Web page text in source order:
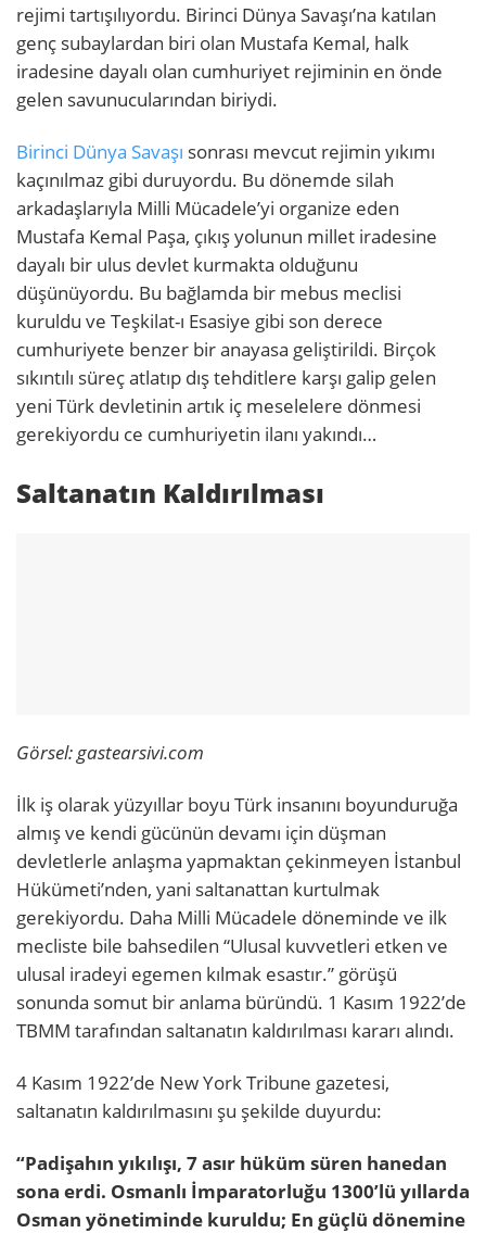
rejimi tartışılıyordu. Birinci Dünya Savaşı’na katılan
genç subaylardan biri olan Mustafa Kemal, halk
iradesine dayalı olan cumhuriyet rejiminin en önde
gelen savunucularından biriydi.
Birinci Dünya Savaşı sonrası mevcut rejimin yıkımı
kaçınılmaz gibi duruyordu. Bu dönemde silah
arkadaşlarıyla Milli Mücadele’yi organize eden
Mustafa Kemal Paşa, çıkış yolunun millet iradesine
dayalı bir ulus devlet kurmakta olduğunu
düşünüyordu. Bu bağlamda bir mebus meclisi
kuruldu ve Teşkilat-ı Esasiye gibi son derece
cumhuriyete benzer bir anayasa geliştirildi. Birçok
sıkıntılı süreç atlatıp dış tehditlere karşı galip gelen
yeni Türk devletinin artık iç meselelere dönmesi
gerekiyordu ce cumhuriyetin ilanı yakındı…
Saltanatın Kaldırılması
Görsel: gastearsivi.com
İlk iş olarak yüzyıllar boyu Türk insanını boyunduruğa
almış ve kendi gücünün devamı için düşman
devletlerle anlaşma yapmaktan çekinmeyen İstanbul
Hükümeti’nden, yani saltanattan kurtulmak
gerekiyordu. Daha Milli Mücadele döneminde ve ilk
mecliste bile bahsedilen “Ulusal kuvvetleri etken ve
ulusal iradeyi egemen kılmak esastır.” görüşü
sonunda somut bir anlama büründü. 1 Kasım 1922’de
TBMM tarafından saltanatın kaldırılması kararı alındı.
4 Kasım 1922’de New York Tribune gazetesi,
saltanatın kaldırılmasını şu şekilde duyurdu:
“Padişahın yıkılışı, 7 asır hüküm süren hanedan
sona erdi. Osmanlı İmparatorluğu 1300’lü yıllarda
Osman yönetiminde kuruldu; En güçlü dönemine